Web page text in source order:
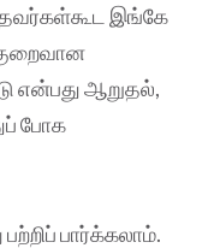
இங்கே
என்பது ஆறுதல்,
போக
பற்றிப் பார்க்கலாம்.